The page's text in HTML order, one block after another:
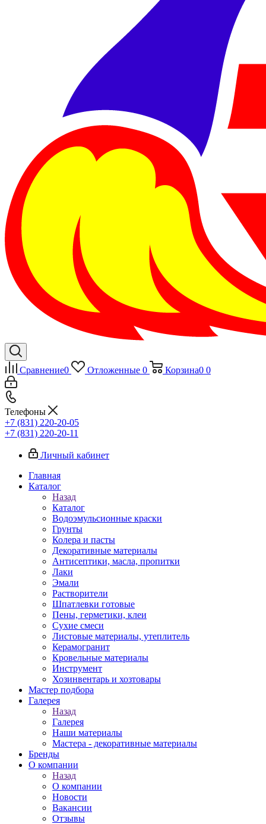
Сравнение0 Отложенные 0 Корзина0 0
Телефоны
+7 (831) 220-20-05
+7 (831) 220-20-11
Личный кабинет
Главная
Каталог
Назад
Каталог
Водоэмульсионные краски
Грунты
Колера и пасты
Декоративные материалы
Антисептики, масла, пропитки
Лаки
Эмали
Растворители
Шпатлевки готовые
Пены, герметики, клеи
Сухие смеси
Листовые материалы, утеплитель
Керамогранит
Кровельные материалы
Инструмент
Хозинвентарь и хозтовары
Мастер подбора
Галерея
Назад
Галерея
Наши материалы
Мастера - декоративные материалы
Бренды
О компании
Назад
О компании
Новости
Вакансии
Отзывы